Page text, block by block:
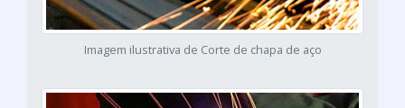
Imagem ilustrativa de Corte de chapa de aço